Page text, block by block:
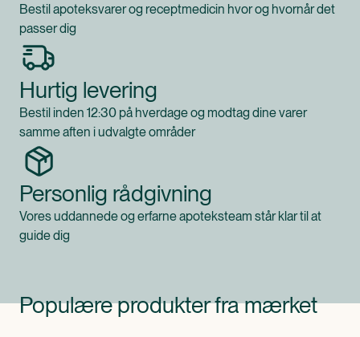
Bestil apoteksvarer og receptmedicin hvor og hvornår det
passer dig
Hurtig levering
Bestil inden 12:30 på hverdage og modtag dine varer
samme aften i udvalgte områder
Personlig rådgivning
Vores uddannede og erfarne apoteksteam står klar til at
guide dig
Populære produkter fra mærket